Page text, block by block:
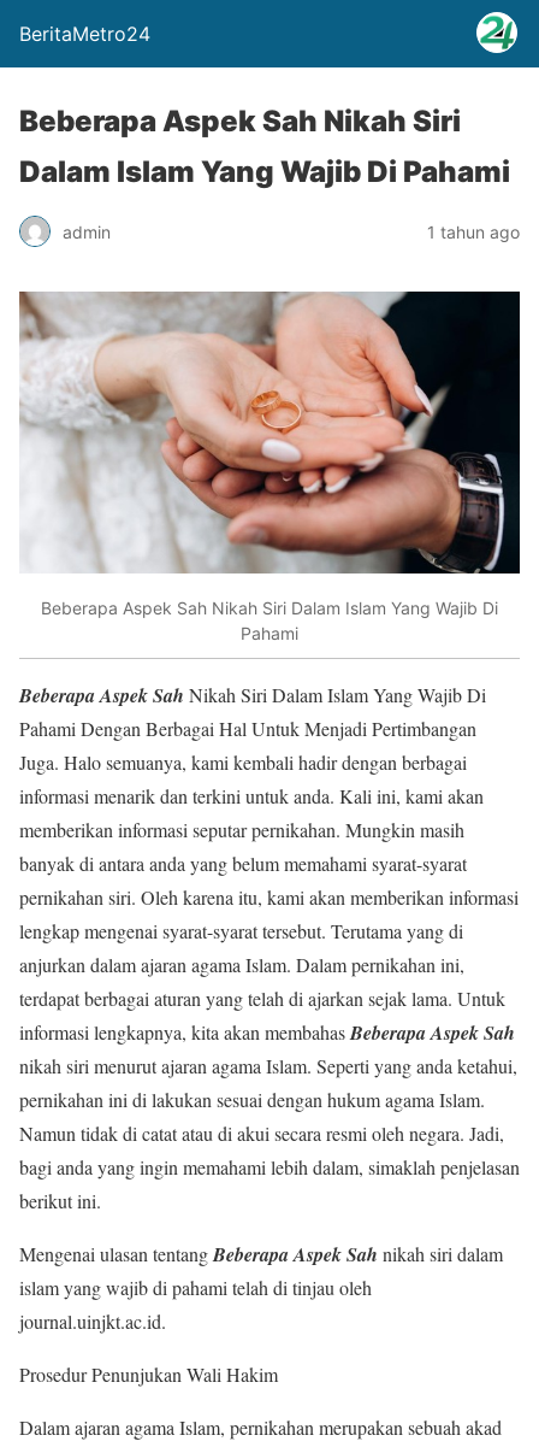
BeritaMetro24
Beberapa Aspek Sah Nikah Siri
Dalam Islam Yang Wajib Di Pahami
admin 1 tahun ago
Beberapa Aspek Sah Nikah Siri Dalam Islam Yang Wajib Di
Pahami
Beberapa Aspek Sah Nikah Siri Dalam Islam Yang Wajib Di
Pahami Dengan Berbagai Hal Untuk Menjadi Pertimbangan
Juga. Halo semuanya, kami kembali hadir dengan berbagai
informasi menarik dan terkini untuk anda. Kali ini, kami akan
memberikan informasi seputar pernikahan. Mungkin masih
banyak di antara anda yang belum memahami syarat-syarat
pernikahan siri. Oleh karena itu, kami akan memberikan informasi
lengkap mengenai syarat-syarat tersebut. Terutama yang di
anjurkan dalam ajaran agama Islam. Dalam pernikahan ini,
terdapat berbagai aturan yang telah di ajarkan sejak lama. Untuk
informasi lengkapnya, kita akan membahasBeberapa Aspek Sah
nikah siri menurut ajaran agama Islam. Seperti yang anda ketahui,
pernikahan ini di lakukan sesuai dengan hukum agama Islam.
Namun tidak di catat atau di akui secara resmi oleh negara. Jadi,
bagi anda yang ingin memahami lebih dalam, simaklah penjelasan
berikut ini.
Mengenai ulasan tentangBeberapa Aspek Sah nikah siri dalam
islam yang wajib di pahami telah di tinjau oleh
journal.uinjkt.ac.id.
Prosedur Penunjukan Wali Hakim
Dalam ajaran agama Islam, pernikahan merupakan sebuah akad